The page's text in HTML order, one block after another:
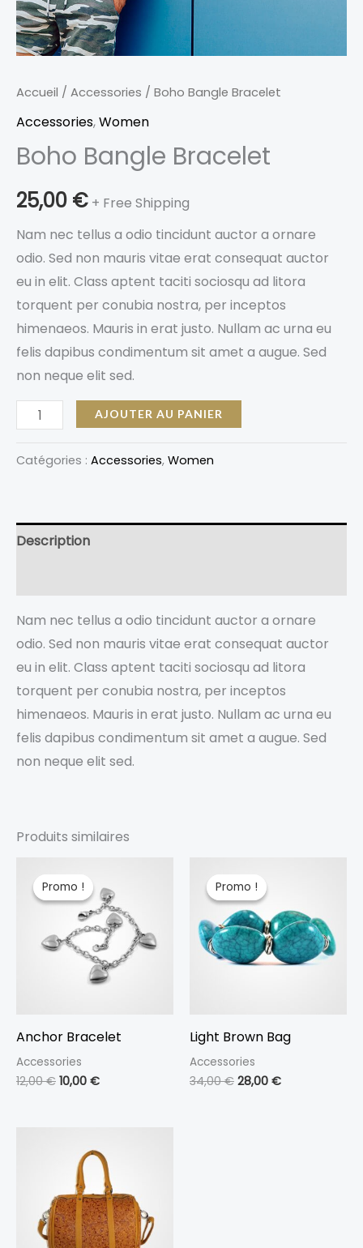
Accueil / Accessories / Boho Bangle Bracelet
Accessories,Women
Boho Bangle Bracelet
25,00 € + Free Shipping
Nam nec tellus a odio tincidunt auctor a ornare
odio. Sed non mauris vitae erat consequat auctor
eu in elit. Class aptent taciti sociosqu ad litora
torquent per conubia nostra, per inceptos
himenaeos. Mauris in erat justo. Nullam ac urna eu
felis dapibus condimentum sit amet a augue. Sed
non neque elit sed.
AJOUTER AU PANIER
Catégories : Accessories, Women
Description
Nam nec tellus a odio tincidunt auctor a ornare
odio. Sed non mauris vitae erat consequat auctor
eu in elit. Class aptent taciti sociosqu ad litora
torquent per conubia nostra, per inceptos
himenaeos. Mauris in erat justo. Nullam ac urna eu
felis dapibus condimentum sit amet a augue. Sed
non neque elit sed.
Produits similaires
Promo !
Promo !
Anchor Bracelet
Accessories
12,00€
initial
était :
12,00 €.
10,00 €
actuel
est :
10,00 €.
Promo !
Promo !
Light Brown Bag
Accessories
34,00€
initial
était :
34,00 €.
28,00 €
est :
28,00 €.